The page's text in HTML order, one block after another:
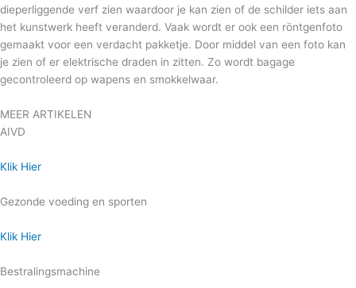
dieperliggende verf zien waardoor je kan zien of de schilder iets aan
het kunstwerk heeft veranderd. Vaak wordt er ook een röntgenfoto
gemaakt voor een verdacht pakketje. Door middel van een foto kan
je zien of er elektrische draden in zitten. Zo wordt bagage
gecontroleerd op wapens en smokkelwaar.
MEER ARTIKELEN
AIVD
Klik Hier
Gezonde voeding en sporten
Klik Hier
Bestralingsmachine